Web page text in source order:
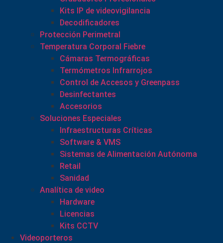
Kits IP de videovigilancia
Decodificadores
Protección Perimetral
Temperatura Corporal Fiebre
Cámaras Termográficas
Termómetros Infrarrojos
Control de Accesos y Greenpass
Desinfectantes
Accesorios
Soluciones Especiales
Infraestructuras Críticas
Software & VMS
Sistemas de Alimentación Autónoma
Retail
Sanidad
Analítica de video
Hardware
Licencias
Kits CCTV
Videoporteros